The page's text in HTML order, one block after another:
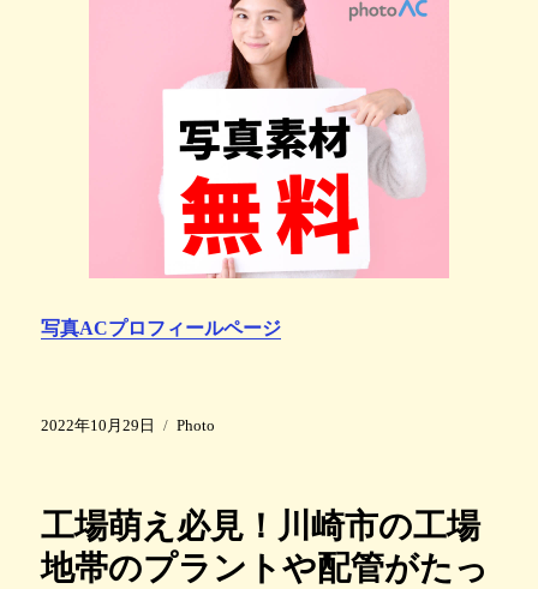
写真ACプロフィールページ
投
2022年10月29日
カ
ー
Photo
工場萌え必見！川崎市の工場
地帯のプラントや配管がたっ